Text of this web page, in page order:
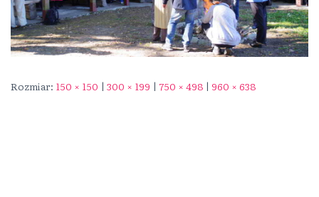
Rozmiar: 150 × 150 | 300 × 199 | 750 × 498 | 960 × 638